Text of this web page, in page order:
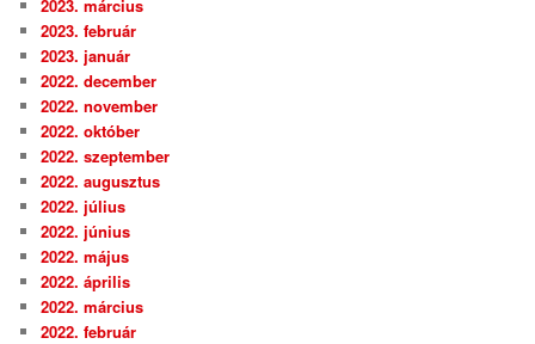
2023. március
2023. február
2023. január
2022. december
2022. november
2022. október
2022. szeptember
2022. augusztus
2022. július
2022. június
2022. május
2022. április
2022. március
2022. február